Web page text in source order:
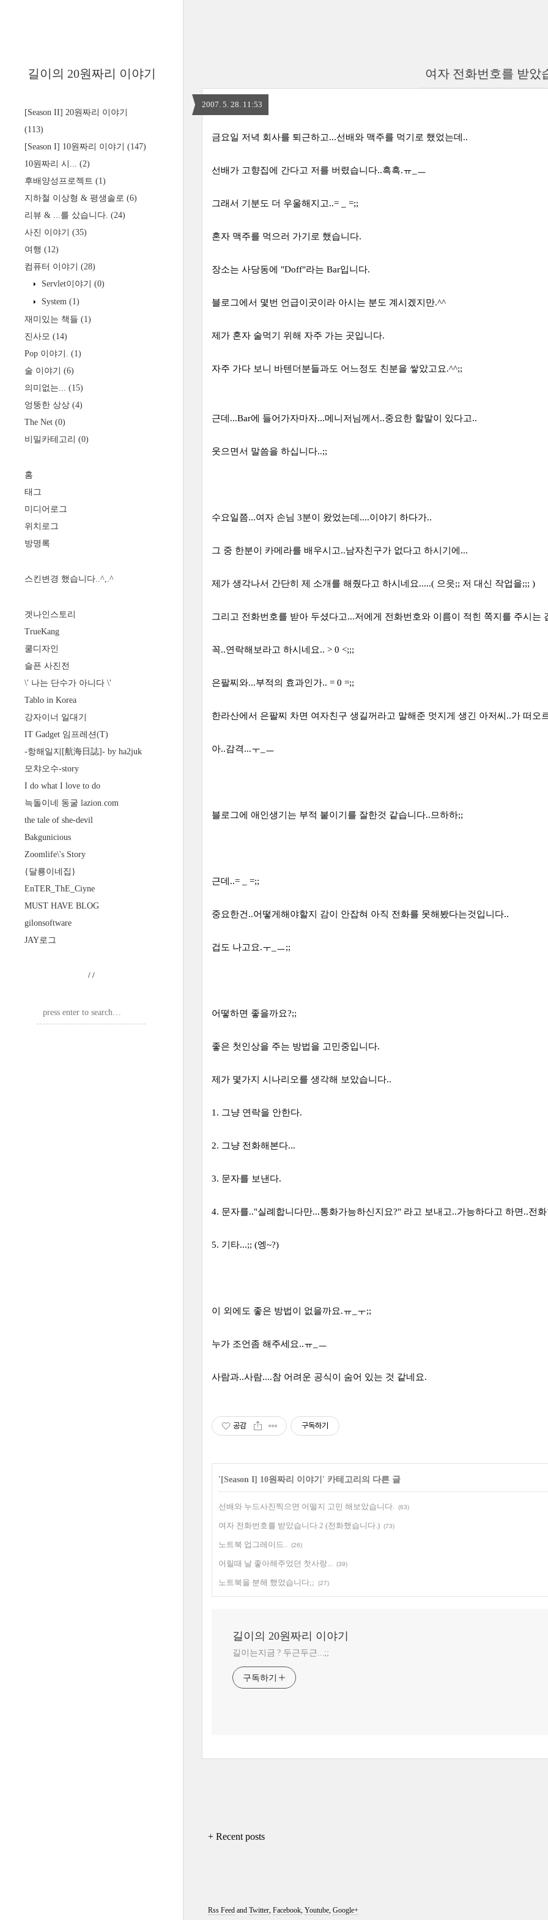
길이의 20원짜리 이야기
[Season II] 20원짜리 이야기
(113)
[Season I] 10원짜리 이야기 (147)
10원짜리 시... (2)
후배양성프로젝트 (1)
지하철 이상형 & 평생솔로 (6)
리뷰 & ...를 샀습니다. (24)
사진 이야기 (35)
여행 (12)
컴퓨터 이야기 (28)
Servlet이야기 (0)
System (1)
재미있는 책들 (1)
진사모 (14)
Pop 이야기. (1)
술 이야기 (6)
의미없는... (15)
엉뚱한 상상 (4)
The Net (0)
비밀카테고리 (0)
홈
태그
미디어로그
위치로그
방명록
스킨변경 했습니다..^,.^
겟나인스토리
TrueKang
쿨디자인
슬픈 사진전
\' 나는 단수가 아니다 \'
Tablo in Korea
강자이너 일대기
IT Gadget 임프레션(T)
-항해일지[航海日誌]- by ha2juk
모챠오수-story
I do what I love to do
늑돌이네 동굴 lazion.com
the tale of she-devil
Bakgunicious
Zoomlife\'s Story
{달룡이네집}
EnTER_ThE_Ciyne
MUST HAVE BLOG
gilonsoftware
JAY로그
/ /
여자 전화번호를 받았
2007. 5. 28. 11:53
금요일 저녁 회사를 퇴근하고...선배와 맥주를 먹기로 했었는데..
선배가 고향집에 간다고 저를 버렸습니다..흑흑.ㅠ_ㅡ
그래서 기분도 더 우울해지고..= _ =;;
혼자 맥주를 먹으러 가기로 했습니다.
장소는 사당동에 "Doff"라는 Bar입니다.
블로그에서 몇번 언급이곳이라 아시는 분도 계시겠지만.^^
제가 혼자 술먹기 위해 자주 가는 곳입니다.
자주 가다 보니 바텐더분들과도 어느정도 친분을 쌓았고요.^^;;
근데...Bar에 들어가자마자...메니저님께서..중요한 할말이 있다고..
웃으면서 말씀을 하십니다..;;
수요일쯤...여자 손님 3분이 왔었는데....이야기 하다가..
그 중 한분이 카메라를 배우시고..남자친구가 없다고 하시기에...
제가 생각나서 간단히 제 소개를 해줬다고 하시네요.....( 으읏;; 저 대신 작업을;;; )
그리고 전화번호를 받아 두셨다고...저에게 전화번호와 이름이 적힌 쪽지를 주시는
꼭..연락해보라고 하시네요.. > 0 <;;;
은팔찌와...부적의 효과인가.. = 0 =;;
한라산에서 은팔찌 차면 여자친구 생길꺼라고 말해준 멋지게 생긴 아저씨..가 떠오
아..감격...ㅜ_ㅡ
블로그에 애인생기는 부적 붙이기를 잘한것 같습니다..므하하;;
근데..= _ =;;
중요한건..어떻게해야할지 감이 안잡혀 아직 전화를 못해봤다는것입니다..
겁도 나고요.ㅜ_ㅡ;;
어떻하면 좋을까요?;;
좋은 첫인상을 주는 방법을 고민중입니다.
제가 몇가지 시나리오를 생각해 보았습니다..
1. 그냥 연락을 안한다.
2. 그냥 전화해본다...
3. 문자를 보낸다.
4. 문자를.."실례합니다만...통화가능하신지요?" 라고 보내고..가능하다고 하면..전
5. 기타...;; (엥~?)
이 외에도 좋은 방법이 없을까요.ㅠ_ㅜ;;
누가 조언좀 해주세요..ㅠ_ㅡ
사람과..사람....참 어려운 공식이 숨어 있는 것 같네요.
공감 구독하기
' [Season I] 10원짜리 이야기 ' 카테고리의 다른 글
선배와 누드사진찍으면 어떨지 고민 해보았습니다. (63)
여자 전화번호를 받았습니다.2 (전화했습니다.) (73)
노트북 업그레이드.. (26)
어릴때 날 좋아해주었던 첫사랑... (39)
노트북을 분해 했었습니다;; (27)
길이의 20원짜리 이야기
길이는지금 ? 두근두근...;;
구독하기
+ Recent posts
Rss Feedand Twitter, Facebook, Youtube, Google+